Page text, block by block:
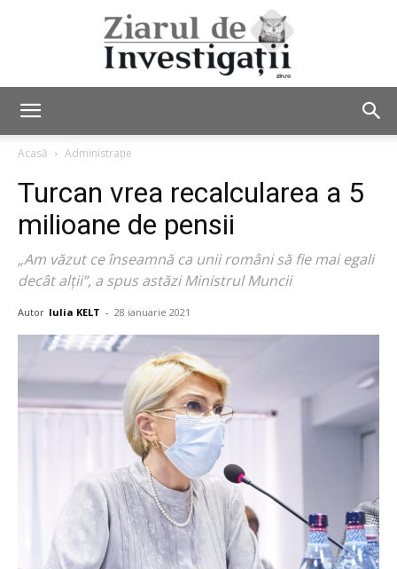
de
Investigații
Acasă Administrație
Turcan vrea recalcularea a 5
milioane de pensii
„Am văzut ce înseamnă ca unii români să fie mai egali
decât alții”, a spus astăzi Ministrul Muncii
Autor Iulia KELT - 28 ianuarie 2021